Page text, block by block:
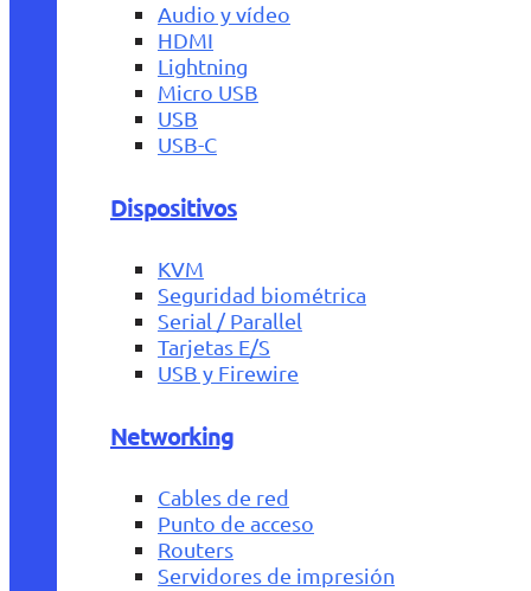
Audio y vídeo
HDMI
Lightning
Micro USB
USB
USB-C
Dispositivos
KVM
Seguridad biométrica
Serial / Parallel
Tarjetas E/S
USB y Firewire
Networking
Cables de red
Punto de acceso
Routers
Servidores de impresión